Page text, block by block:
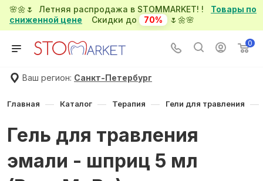
🌸🌼🌷 Летняя распродажа в STOMMARKET! ! Товары по
сниженной цене Скидки до 70% 🌷🌼🌸
0
Ваш регион: Санкт-Петербург
Главная — Каталог — Терапия — Гели для травления —
Гель для травления
эмали - шприц 5 мл